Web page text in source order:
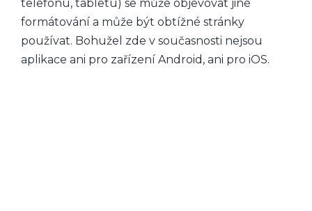
telefonu, tabletu) se může objevovat jiné
formátování a může být obtížné stránky
používat. Bohužel zde v současnosti nejsou
aplikace ani pro zařízení Android, ani pro iOS.